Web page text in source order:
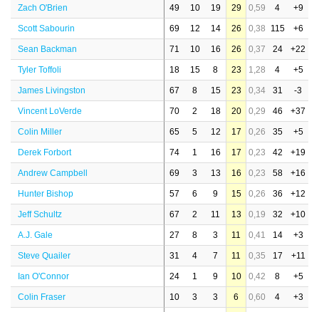
Zach O'Brien 49 10 19 29 0,59 4 +9
Scott Sabourin 69 12 14 26 0,38 115 +6
Sean Backman 71 10 16 26 0,37 24 +22
Tyler Toffoli 18 15 8 23 1,28 4 +5
James Livingston 67 8 15 23 0,34 31 -3
Vincent LoVerde 70 2 18 20 0,29 46 +37
Colin Miller 65 5 12 17 0,26 35 +5
Derek Forbort 74 1 16 17 0,23 42 +19
Andrew Campbell 69 3 13 16 0,23 58 +16
Hunter Bishop 57 6 9 15 0,26 36 +12
Jeff Schultz 67 2 11 13 0,19 32 +10
A.J. Gale 27 8 3 11 0,41 14 +3
Steve Quailer 31 4 7 11 0,35 17 +11
Ian O'Connor 24 1 9 10 0,42 8 +5
Colin Fraser 10 3 3 6 0,60 4 +3